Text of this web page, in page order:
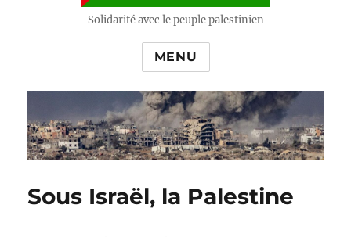
Solidarité avec le peuple palestinien
MENU
Sous Israël, la Palestine